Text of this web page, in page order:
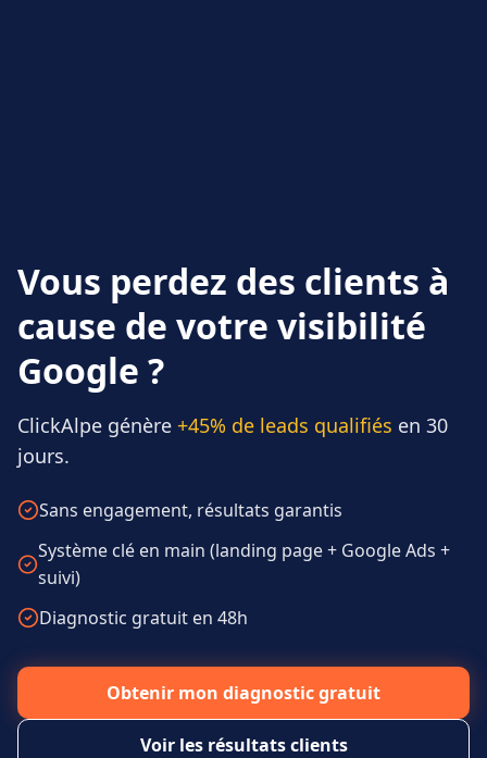
Vous perdez des clients à
cause de votre visibilité
Google ?
ClickAlpe génère +45% de leads qualifiés en 30
jours.
Sans engagement, résultats garantis
Système clé en main (landing page + Google Ads +
suivi)
Diagnostic gratuit en 48h
Obtenir mon diagnostic gratuit
Voir les résultats clients